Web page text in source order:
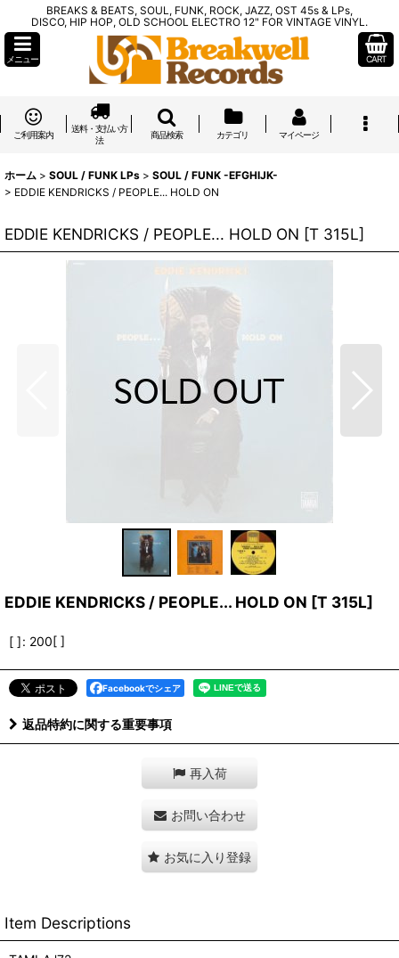
BREAKS & BEATS, SOUL, FUNK, ROCK, JAZZ, OST 45s & LPs,
DISCO, HIP HOP, OLD SCHOOL ELECTRO 12" FOR VINTAGE VINYL.
メニュー CART
ご利用案内
送料・支払い方
法
商品検索 カテゴリ マイページ
ホーム > SOUL / FUNK LPs > SOUL / FUNK -EFGHIJK-
> EDDIE KENDRICKS / PEOPLE... HOLD ON
EDDIE KENDRICKS / PEOPLE... HOLD ON [T 315L]
EDDIE KENDRICKS / PEOPLE... HOLD ON [T 315L]
[ ]: 200[ ]
Facebookでシェア
返品特約に関する重要事項
再入荷
お問い合わせ
お気に入り登録
Item Descriptions